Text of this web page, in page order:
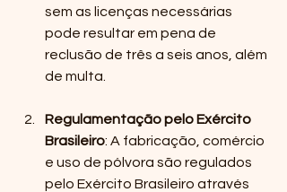
sem as licenças necessárias
pode resultar em pena de
reclusão de três a seis anos, além
de multa.
Regulamentação pelo Exército
Brasileiro: A fabricação, comércio
e uso de pólvora são regulados
pelo Exército Brasileiro através